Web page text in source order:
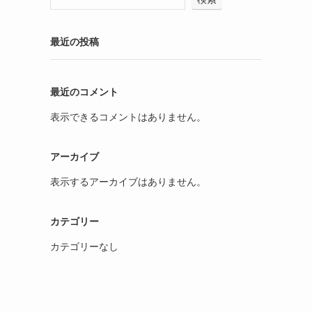
最近の投稿
最近のコメント
表示できるコメントはありません。
アーカイブ
表示するアーカイブはありません。
カテゴリー
カテゴリーなし